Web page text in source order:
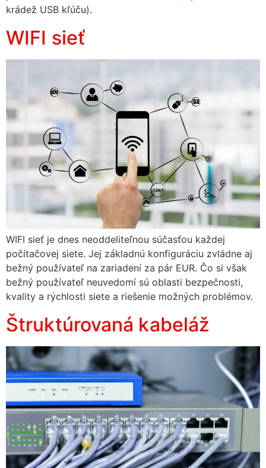
krádež USB kľúču).
WIFI sieť
WIFI sieť je dnes neoddeliteľnou súčasťou každej
počítačovej siete. Jej základnú konfiguráciu zvládne aj
bežný používateľ na zariadení za pár EUR. Čo si však
bežný používateľ neuvedomí sú oblasti bezpečnosti,
kvality a rýchlosti siete a riešenie možných problémov.
Štruktúrovaná kabeláž